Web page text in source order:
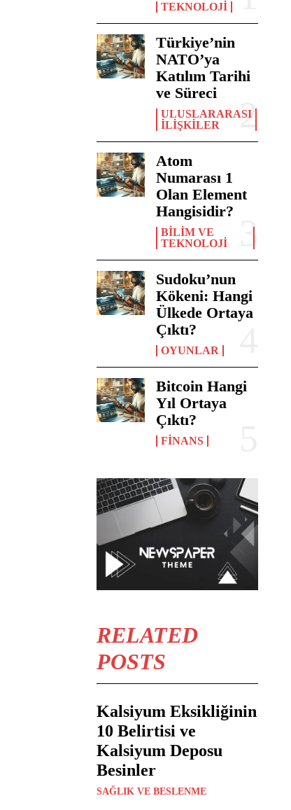
TEKNOLOJI
Türkiye’nin
NATO’ya
Katılım Tarihi
ve Süreci
ULUSLARARASI
İLIŞKILER
Atom
Numarası 1
Olan Element
Hangisidir?
BILIM VE
TEKNOLOJI
Sudoku’nun
Kökeni: Hangi
Ülkede Ortaya
Çıktı?
OYUNLAR
Bitcoin Hangi
Yıl Ortaya
Çıktı?
FINANS
RELATED
POSTS
Kalsiyum Eksikliğinin
10 Belirtisi ve
Kalsiyum Deposu
Besinler
SAĞLIK VE BESLENME